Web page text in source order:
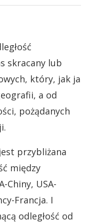
skracany lub
który, jak ja
a od
pożądanych
przybliżana
między
Chiny, USA-
Francja. I
odległość od